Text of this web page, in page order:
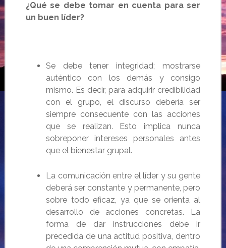
¿Qué se debe tomar en cuenta para ser
un buen líder?
Se debe tener integridad; mostrarse
auténtico con los demás y consigo
mismo. Es decir, para adquirir credibilidad
con el grupo,
el discurso debería ser
siempre consecuente con las acciones
que se realizan. Esto implica nunca
sobreponer intereses personales antes
que el bienestar grupal.
La comunicación entre el líder y su gente
deberá ser constante y permanente, pero
sobre todo eficaz, ya que se orienta al
desarrollo de acciones concretas. La
forma de dar instrucciones debe ir
precedida de una actitud positiva, dentro